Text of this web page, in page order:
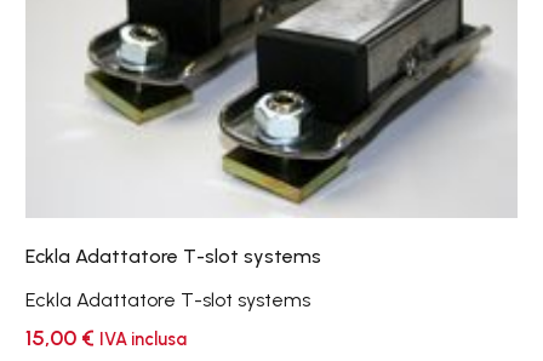
Eckla Adattatore T-slot systems
Eckla Adattatore T-slot systems
15,00 € IVA inclusa